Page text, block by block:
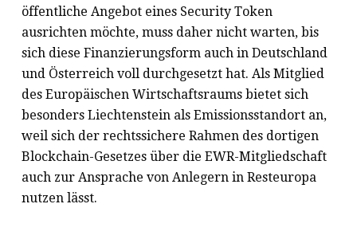
öffentliche Angebot eines Security Token
ausrichten möchte, muss daher nicht warten, bis
sich diese Finanzierungsform auch in Deutschland
und Österreich voll durchgesetzt hat. Als Mitglied
des Europäischen Wirtschaftsraums bietet sich
besonders Liechtenstein als Emissionsstandort an,
weil sich der rechtssichere Rahmen des dortigen
Blockchain-Gesetzes über die EWR-Mitgliedschaft
auch zur Ansprache von Anlegern in Resteuropa
nutzen lässt.